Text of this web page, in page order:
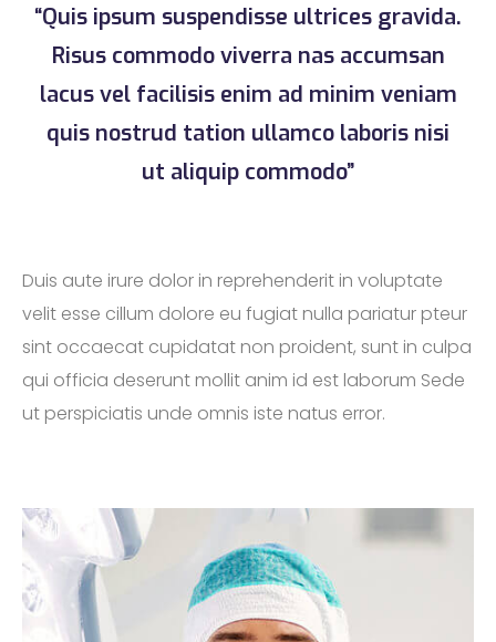
“Quis ipsum suspendisse ultrices gravida.
Risus commodo viverra nas accumsan
lacus vel facilisis enim ad minim veniam
quis nostrud tation ullamco laboris nisi
ut aliquip commodo”
Duis aute irure dolor in reprehenderit in voluptate
velit esse cillum dolore eu fugiat nulla pariatur pteur
sint occaecat cupidatat non proident, sunt in culpa
qui officia deserunt mollit anim id est laborum Sede
ut perspiciatis unde omnis iste natus error.